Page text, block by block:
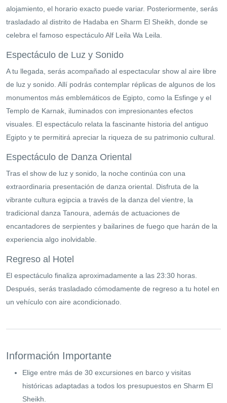
alojamiento, el horario exacto puede variar. Posteriormente, serás
trasladado al distrito de Hadaba en Sharm El Sheikh, donde se
celebra el famoso espectáculo Alf Leila Wa Leila.
Espectáculo de Luz y Sonido
A tu llegada, serás acompañado al espectacular show al aire libre
de luz y sonido. Allí podrás contemplar réplicas de algunos de los
monumentos más emblemáticos de Egipto, como la Esfinge y el
Templo de Karnak, iluminados con impresionantes efectos
visuales. El espectáculo relata la fascinante historia del antiguo
Egipto y te permitirá apreciar la riqueza de su patrimonio cultural.
Espectáculo de Danza Oriental
Tras el show de luz y sonido, la noche continúa con una
extraordinaria presentación de danza oriental. Disfruta de la
vibrante cultura egipcia a través de la danza del vientre, la
tradicional danza Tanoura, además de actuaciones de
encantadores de serpientes y bailarines de fuego que harán de la
experiencia algo inolvidable.
Regreso al Hotel
El espectáculo finaliza aproximadamente a las 23:30 horas.
Después, serás trasladado cómodamente de regreso a tu hotel en
un vehículo con aire acondicionado.
Información Importante
Elige entre más de 30 excursiones en barco y visitas
históricas adaptadas a todos los presupuestos en Sharm El
Sheikh.